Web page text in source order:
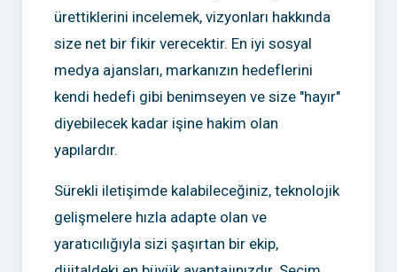
ürettiklerini incelemek, vizyonları hakkında
size net bir fikir verecektir. En iyi sosyal
medya ajansları, markanızın hedeflerini
kendi hedefi gibi benimseyen ve size "hayır"
diyebilecek kadar işine hakim olan
yapılardır.
Sürekli iletişimde kalabileceğiniz, teknolojik
gelişmelere hızla adapte olan ve
yaratıcılığıyla sizi şaşırtan bir ekip,